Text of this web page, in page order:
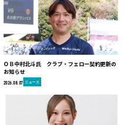
ＯＢ中村北斗氏 クラブ・フェロー契約更新の
お知らせ
2026.08.07 ニュース